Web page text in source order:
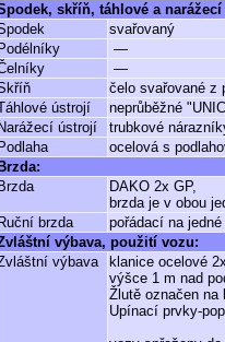
skříň, táhlové a
svařovaný
Podélníky
—
—
čelo svařované z
ústrojí
neprůběžné
Narážecí ústrojí
trubkové
Podlaha
ocelová s
Brzda:
Brzda
DAKO 2x GP,
brzda je v obou
Ruční brzda
pořádací na
výbava, použití vozu:
výbava
klanice ocelové
výšce 1 m nad
Žlutě označen na
Upínací prvky-